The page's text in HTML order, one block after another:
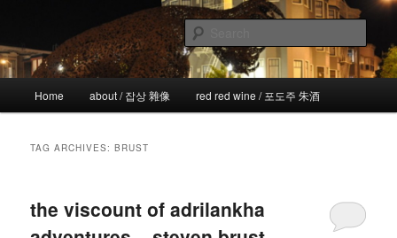
primary
content
secondary
content!wicked
the more I see the less I know
Home about / 잡상 雜像 red red wine / 포도주 朱酒
TAG ARCHIVES:BRUST
the viscount of adrilankha